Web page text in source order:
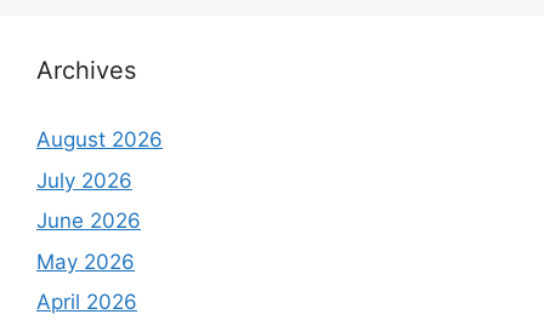
Archives
August 2026
July 2026
June 2026
May 2026
April 2026